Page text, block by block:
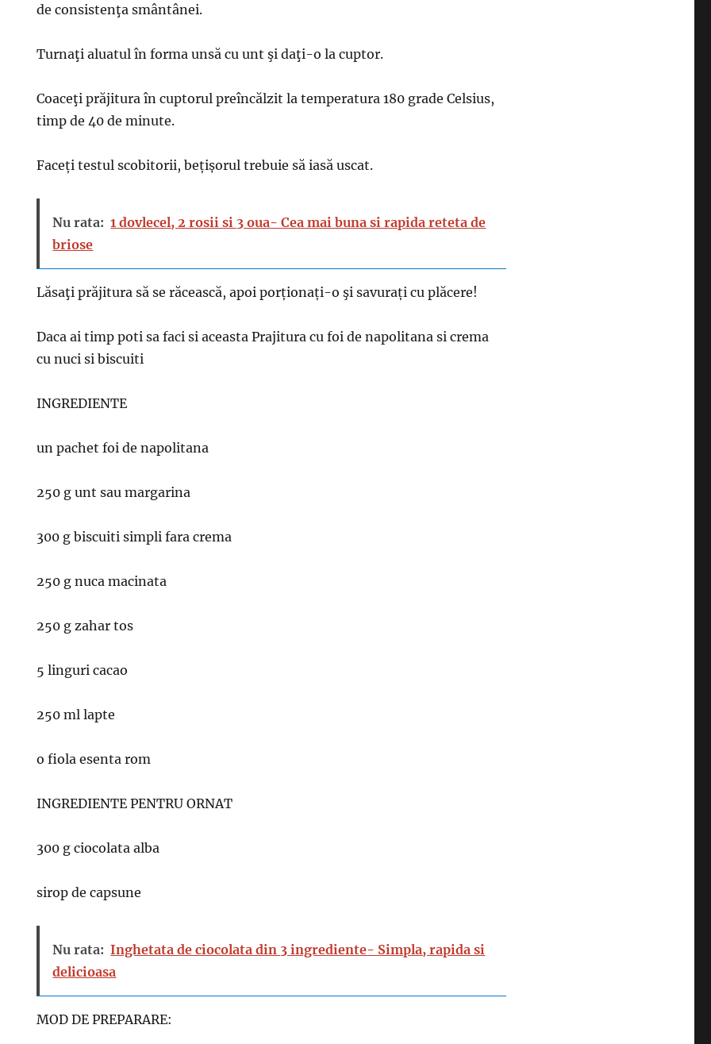
de consistenţa smântânei.
Turnaţi aluatul în forma unsă cu unt şi daţi-o la cuptor.
Coaceţi prăjitura în cuptorul preîncălzit la temperatura 180 grade Celsius,
timp de 40 de minute.
Faceți testul scobitorii, bețișorul trebuie să iasă uscat.
Nu rata: 1 dovlecel, 2 rosii si 3 oua- Cea mai buna si rapida reteta de
briose
Lăsaţi prăjitura să se răcească, apoi porționați-o şi savurați cu plăcere!
Daca ai timp poti sa faci si aceasta Prajitura cu foi de napolitana si crema
cu nuci si biscuiti
INGREDIENTE
un pachet foi de napolitana
250 g unt sau margarina
300 g biscuiti simpli fara crema
250 g nuca macinata
250 g zahar tos
5 linguri cacao
250 ml lapte
o fiola esenta rom
INGREDIENTE PENTRU ORNAT
300 g ciocolata alba
sirop de capsune
Nu rata: Inghetata de ciocolata din 3 ingrediente- Simpla, rapida si
delicioasa
MOD DE PREPARARE: